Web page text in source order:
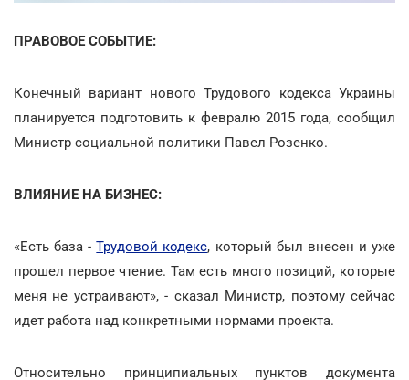
ПРАВОВОЕ СОБЫТИЕ:
Конечный вариант нового Трудового кодекса Украины
планируется подготовить к февралю 2015 года, сообщил
Министр социальной политики Павел Розенко.
ВЛИЯНИЕ НА БИЗНЕС:
«Есть база -Трудовой кодекс, который был внесен и уже
прошел первое чтение. Там есть много позиций, которые
меня не устраивают», - сказал Министр, поэтому сейчас
идет работа над конкретными нормами проекта.
Относительно принципиальных пунктов документа